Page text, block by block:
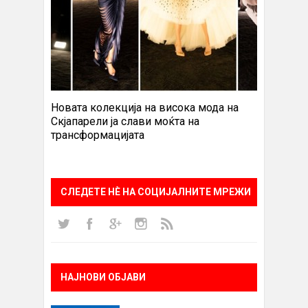
Новата колекција на висока мода на
Скјапарели ја слави моќта на
трансформацијата
СЛЕДЕТЕ НÈ НА СОЦИЈАЛНИТЕ МРЕЖИ
НАЈНОВИ ОБЈАВИ